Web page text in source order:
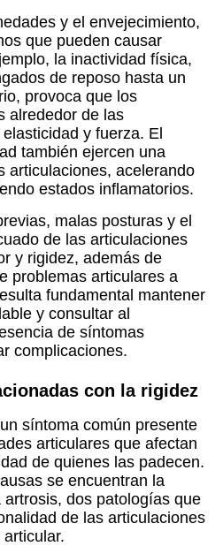
y el envejecimiento,
que pueden causar
la inactividad física,
de reposo hasta un
provoca que los
alrededor de las
y fuerza. El
también ejercen una
articulaciones, acelerando
estados inflamatorios.
malas posturas y el
de las articulaciones
y rigidez, además de
problemas articulares a
fundamental mantener
y consultar al
de síntomas
complicaciones.
con la rigidez
síntoma común presente
articulares que afectan
de quienes las padecen.
se encuentran la
dos patologías que
de las articulaciones